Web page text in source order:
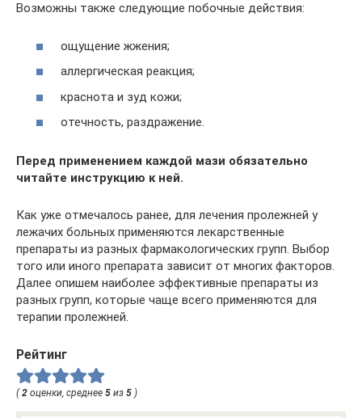
Возможны также следующие побочные действия:
ощущение жжения;
аллергическая реакция;
краснота и зуд кожи;
отечность, раздражение.
Перед применением каждой мази обязательно
читайте инструкцию к ней.
Как уже отмечалось ранее, для лечения пролежней у
лежачих больных применяются лекарственные
препараты из разных фармакологических групп. Выбор
того или иного препарата зависит от многих факторов.
Далее опишем наиболее эффективные препараты из
разных групп, которые чаще всего применяются для
терапии пролежней.
Рейтинг
(2 оценки, среднее 5 из 5 )